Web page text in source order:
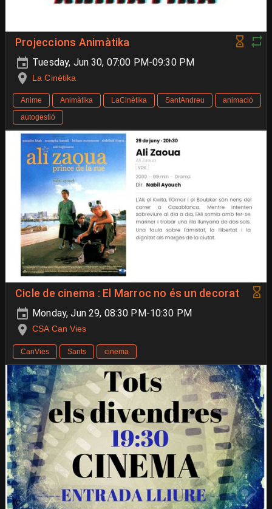
Projeccions Animàtika
Tuesday, Jun 30, 07:00 PM-09:30 PM
La Cinètika
Anime Animàtika LaCinètika SantAndreu
animació
autogestió
Cicle de cinema : El Marroc no és un decorat
Monday, Jun 29, 08:30 PM-10:30 PM
CSA Can Vies
CanVies Sants cinema